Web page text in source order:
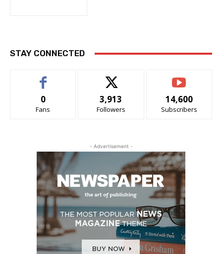
STAY CONNECTED
0
Fans
3,913
Followers
14,600
Subscribers
- Advertisement -